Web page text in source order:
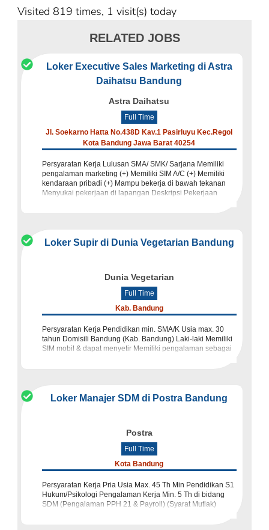
Visited 819 times, 1 visit(s) today
RELATED JOBS
Loker Executive Sales Marketing di Astra
Daihatsu Bandung
Astra Daihatsu
Full Time
Jl. Soekarno Hatta No.438D Kav.1 Pasirluyu Kec.Regol
Kota Bandung Jawa Barat 40254
Persyaratan Kerja Lulusan SMA/ SMK/ Sarjana Memiliki
pengalaman marketing (+) Memiliki SIM A/C (+) Memiliki
kendaraan pribadi (+) Mampu bekerja di bawah tekanan
Menyukai pekerjaan di lapangan Deskripsi Pekerjaan
Loker Supir di Dunia Vegetarian Bandung
Dunia Vegetarian
Full Time
Kab. Bandung
Persyaratan Kerja Pendidikan min. SMA/K Usia max. 30
tahun Domisili Bandung (Kab. Bandung) Laki-laki Memiliki
SIM mobil & dapat menyetir Memiliki pengalaman sebagai
Loker Manajer SDM di Postra Bandung
Postra
Full Time
Kota Bandung
Persyaratan Kerja Pria Usia Max. 45 Th Min Pendidikan S1
Hukum/Psikologi Pengalaman Kerja Min. 5 Th di bidang
SDM (Pengalaman PPH 21 & Payroll) (Syarat Mutlak)